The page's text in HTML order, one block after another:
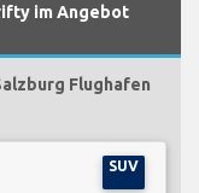
im Angebot
Flughafen
SUV